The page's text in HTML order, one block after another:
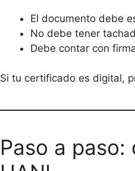
El documento debe
No debe tener
Debe contar con
Si tu certificado es digital,
Paso a